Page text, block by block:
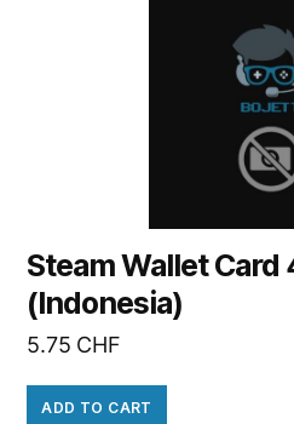
Steam Wallet Card
(Indonesia)
5.75 CHF
ADD TO CART